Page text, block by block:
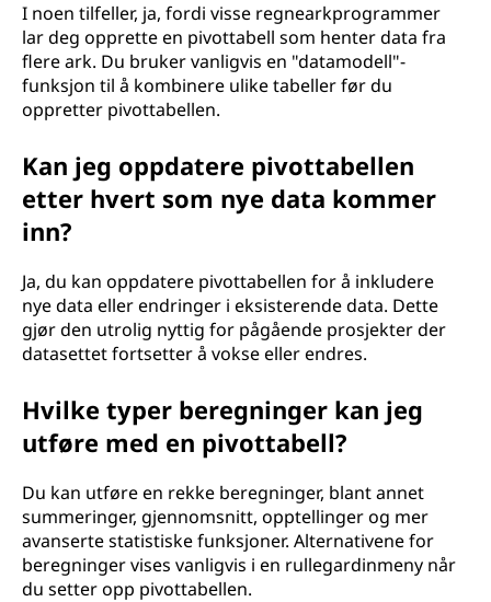
I noen tilfeller, ja, fordi visse regnearkprogrammer
lar deg opprette en pivottabell som henter data fra
flere ark. Du bruker vanligvis en "datamodell"-
funksjon til å kombinere ulike tabeller før du
oppretter pivottabellen.
Kan jeg oppdatere pivottabellen
etter hvert som nye data kommer
inn?
Ja, du kan oppdatere pivottabellen for å inkludere
nye data eller endringer i eksisterende data. Dette
gjør den utrolig nyttig for pågående prosjekter der
datasettet fortsetter å vokse eller endres.
Hvilke typer beregninger kan jeg
utføre med en pivottabell?
Du kan utføre en rekke beregninger, blant annet
summeringer, gjennomsnitt, opptellinger og mer
avanserte statistiske funksjoner. Alternativene for
beregninger vises vanligvis i en rullegardinmeny når
du setter opp pivottabellen.